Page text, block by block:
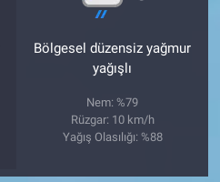
Bölgesel düzensiz yağmur
yağışlı
Nem: %79
Rüzgar: 10 km/h
Yağış Olasılığı: %88